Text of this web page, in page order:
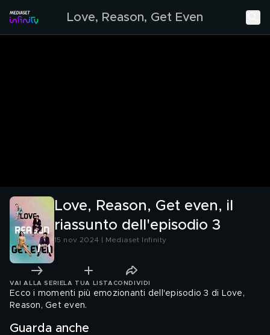
Love, Reason, Get Even
Love, Reason, Get even, il
riassunto dell'episodio 3
15 nov 2024 | Mediaset Infinity
VAI ALLA SERIE LA TUA LISTA CONDIVIDI
Ecco i momenti più emozionanti dell'episodio 3 di Love,
Reason, Get even.
Guarda anche